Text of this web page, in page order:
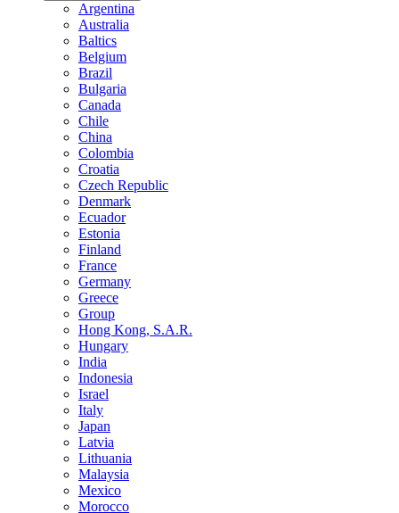
Argentina
Australia
Baltics
Belgium
Brazil
Bulgaria
Canada
Chile
China
Colombia
Croatia
Czech Republic
Denmark
Ecuador
Estonia
Finland
France
Germany
Greece
Group
Hong Kong, S.A.R.
Hungary
India
Indonesia
Israel
Italy
Japan
Latvia
Lithuania
Malaysia
Mexico
Morocco